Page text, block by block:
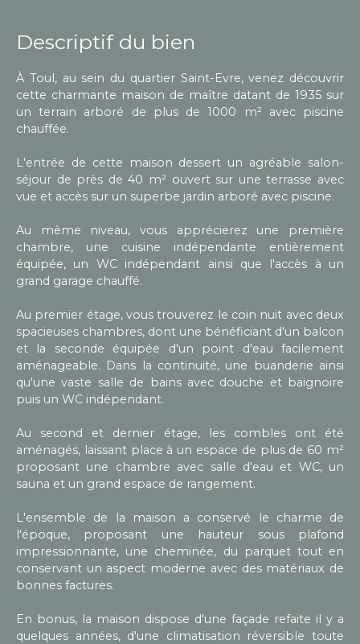
Descriptif du bien
À Toul, au sein du quartier Saint-Evre, venez découvrir
cette charmante maison de maître datant de 1935 sur
un terrain arboré de plus de 1000 m² avec piscine
chauffée.
L'entrée de cette maison dessert un agréable salon-
séjour de près de 40 m² ouvert sur une terrasse avec
vue et accès sur un superbe jardin arboré avec piscine.
Au même niveau, vous apprécierez une première
chambre, une cuisine indépendante entièrement
équipée, un WC indépendant ainsi que l'accès à un
grand garage chauffé.
Au premier étage, vous trouverez le coin nuit avec deux
spacieuses chambres, dont une bénéficiant d'un balcon
et la seconde équipée d'un point d'eau facilement
aménageable. Dans la continuité, une buanderie ainsi
qu'une vaste salle de bains avec douche et baignoire
puis un WC indépendant.
Au second et dernier étage, les combles ont été
aménagés, laissant place à un espace de plus de 60 m²
proposant une chambre avec salle d'eau et WC, un
sauna et un grand espace de rangement.
L'ensemble de la maison a conservé le charme de
l'époque, proposant une hauteur sous plafond
impressionnante, une cheminée, du parquet tout en
conservant un aspect moderne avec des matériaux de
bonnes factures.
En bonus, la maison dispose d'une façade refaite il y a
quelques années, d'une climatisation réversible toute